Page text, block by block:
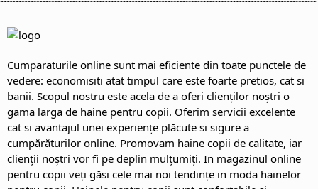
Cumparaturile online sunt mai eficiente din toate punctele de
vedere: economisiti atat timpul care este foarte pretios, cat si
banii. Scopul nostru este acela de a oferi clienților noștri o
gama larga de haine pentru copii. Oferim servicii excelente
cat si avantajul unei experiențe plăcute si sigure a
cumpărăturilor online. Promovam haine copii de calitate, iar
clienții noștri vor fi pe deplin mulțumiți. In magazinul online
pentru copii veți găsi cele mai noi tendințe in moda hainelor